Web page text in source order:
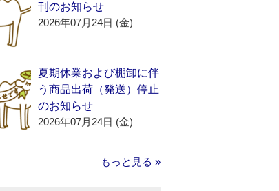
刊のお知らせ
2026年07月24日 (金)
夏期休業および棚卸に伴
う商品出荷（発送）停止
のお知らせ
2026年07月24日 (金)
もっと見る »